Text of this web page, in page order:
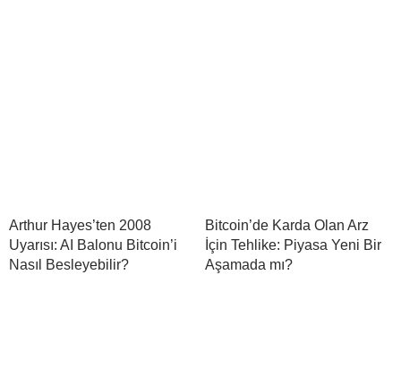
Arthur Hayes’ten 2008
Uyarısı: AI Balonu Bitcoin’i
Nasıl Besleyebilir?
Bitcoin’de Karda Olan Arz
İçin Tehlike: Piyasa Yeni Bir
Aşamada mı?